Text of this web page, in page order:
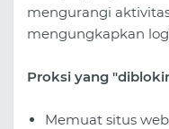
mengurangi
mengungkapkan
Proksi yang
Memuat situs